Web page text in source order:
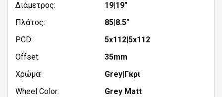
Διάμετρος:
19|19"
Πλάτος:
85|8.5"
PCD:
5x112|5x112
Offset:
35mm
Χρώμα:
Grey|Γκρι
Wheel Color:
Grey Matt